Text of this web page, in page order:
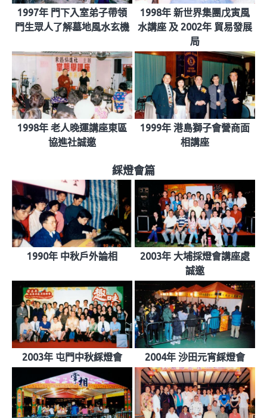
1997年 門下入室弟子帶領
門生眾人了解墓地風水玄機
1998年 新世界集團戊寅風
水講座 及 2002年 貿易發展
局
1998年 老人晚運講座東區
協進社誠邀
1999年 港島獅子會營商面
相講座
綵燈會篇
1990年 中秋戶外論相
2003年 大埔採燈會講座處
誠邀
2003年 屯門中秋綵燈會 2004年 沙田元宵綵燈會